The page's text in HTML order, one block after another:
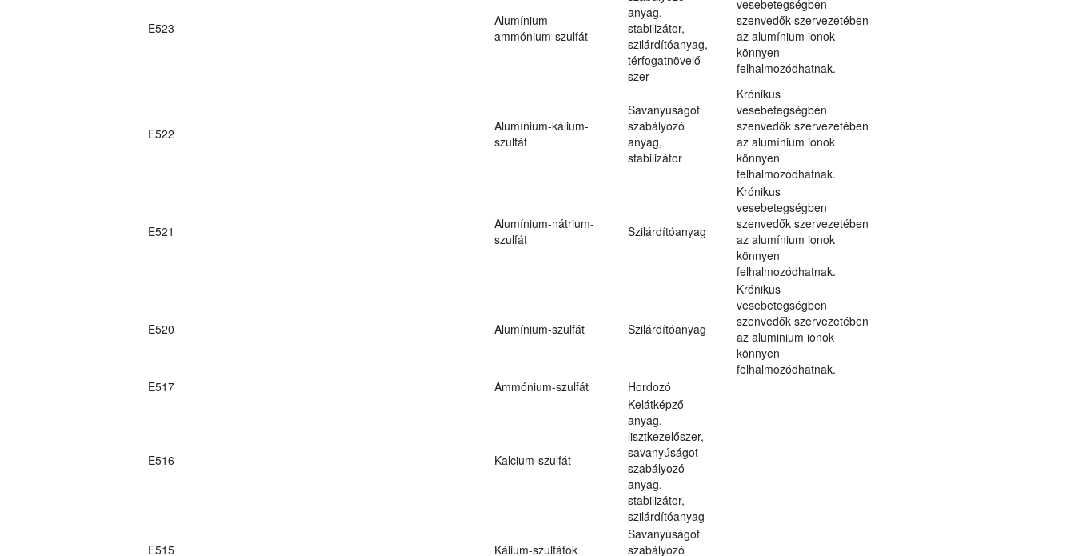
E523
Alumínium-
ammónium-szulfát
anyag,
stabilizátor,
szilárdítóanyag,
térfogatnövelő
szer
vesebetegségben
szenvedők szervezetében
az alumínium ionok
könnyen
felhalmozódhatnak.
E522
Alumínium-kálium-
szulfát
Savanyúságot
szabályozó
anyag,
stabilizátor
Krónikus
vesebetegségben
szenvedők szervezetében
az alumínium ionok
könnyen
felhalmozódhatnak.
E521
Alumínium-nátrium-
szulfát
Szilárdítóanyag
Krónikus
vesebetegségben
szenvedők szervezetében
az alumínium ionok
könnyen
felhalmozódhatnak.
E520 Alumínium-szulfát Szilárdítóanyag
Krónikus
vesebetegségben
szenvedők szervezetében
az aluminium ionok
könnyen
felhalmozódhatnak.
E517
Ammónium-szulfát Hordozó
E516 Kalcium-szulfát
Kelátképző
anyag,
lisztkezelőszer,
savanyúságot
szabályozó
anyag,
stabilizátor,
szilárdítóanyag
E515 Kálium-szulfátok
Savanyúságot
szabályozó